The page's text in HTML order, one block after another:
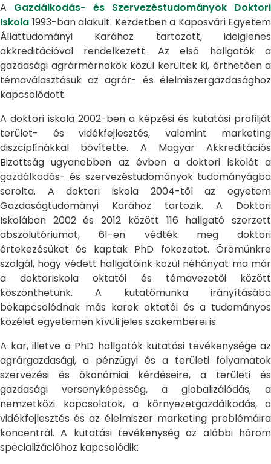
A Gazdálkodás- és Szervezéstudományok Doktori
Iskola 1993-ban alakult. Kezdetben a Kaposvári Egyetem
Állattudományi Karához tartozott, ideiglenes
akkreditációval rendelkezett. Az első hallgatók a
gazdasági agrármérnökök közül kerültek ki, érthetően a
témaválasztásuk az agrár- és élelmiszergazdasághoz
kapcsolódott.
A doktori iskola 2002-ben a képzési és kutatási profilját
terület- és vidékfejlesztés, valamint marketing
diszciplínákkal bővítette. A Magyar Akkreditációs
Bizottság ugyanebben az évben a doktori iskolát a
gazdálkodás- és szervezéstudományok tudományágba
sorolta. A doktori iskola 2004-től az egyetem
Gazdaságtudományi Karához tartozik. A Doktori
Iskolában 2002 és 2012 között 116 hallgató szerzett
abszolutóriumot, 61-en védték meg doktori
értekezésüket és kaptak PhD fokozatot. Örömünkre
szolgál, hogy védett hallgatóink közül néhányat ma már
a doktoriskola oktatói és témavezetői között
köszönthetünk. A kutatómunka irányításába
bekapcsolódnak más karok oktatói és a tudományos
közélet egyetemen kívüli jeles szakemberei is.
A kar, illetve a PhD hallgatók kutatási tevékenysége az
agrárgazdasági, a pénzügyi és a területi folyamatok
szervezési és ökonómiai kérdéseire, a területi és
gazdasági versenyképesség, a globalizálódás, a
nemzetközi kapcsolatok, a környezetgazdálkodás, a
vidékfejlesztés és az élelmiszer marketing problémáira
koncentrál. A kutatási tevékenység az alábbi három
specializációhoz kapcsolódik: